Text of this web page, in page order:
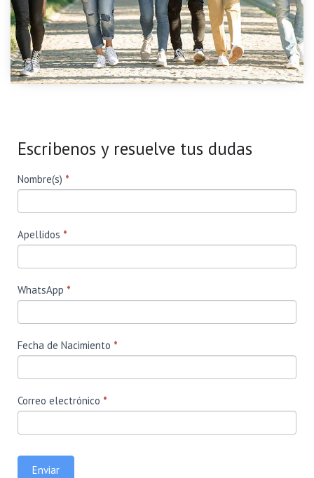
Escribenos y resuelve tus dudas
Form
Ecuador
Nombre(s) *
Apellidos *
WhatsApp *
Fecha de Nacimiento *
Correo electrónico *
Enviar
Si eres
humano,
este
en
blanco.